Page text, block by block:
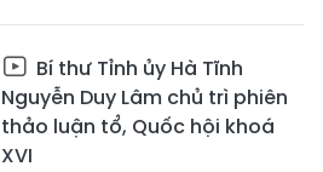
Bí thư Tỉnh ủy Hà Tĩnh
Nguyễn Duy Lâm chủ trì phiên
thảo luận tổ, Quốc hội khoá
XVI